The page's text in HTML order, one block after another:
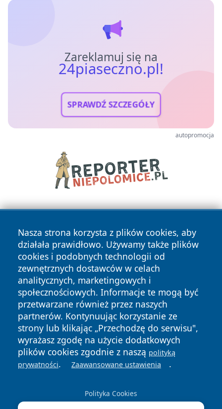
Zareklamuj się na
24piaseczno.pl!
SPRAWDŹ SZCZEGÓŁY
autopromocja
Nasza strona korzysta z plików cookies, aby
działała prawidłowo. Używamy także plików
cookies i podobnych technologii od
zewnętrznych dostawców w celach
analitycznych, marketingowych i
społecznościowych. Informacje te mogą być
przetwarzane również przez naszych
partnerów. Kontynuując korzystanie ze
strony lub klikając „Przechodzę do serwisu",
wyrażasz zgodę na użycie dodatkowych
plików cookies zgodnie z naszą polityką
prywatności. Zaawansowane ustawienia .
Polityka Cookies
Copyright © 2026 24piaseczno.pl Wszystkie prawa
zastrzeżone.
News Autorzy
Polityka
Prywatności
Polityka
Cookies